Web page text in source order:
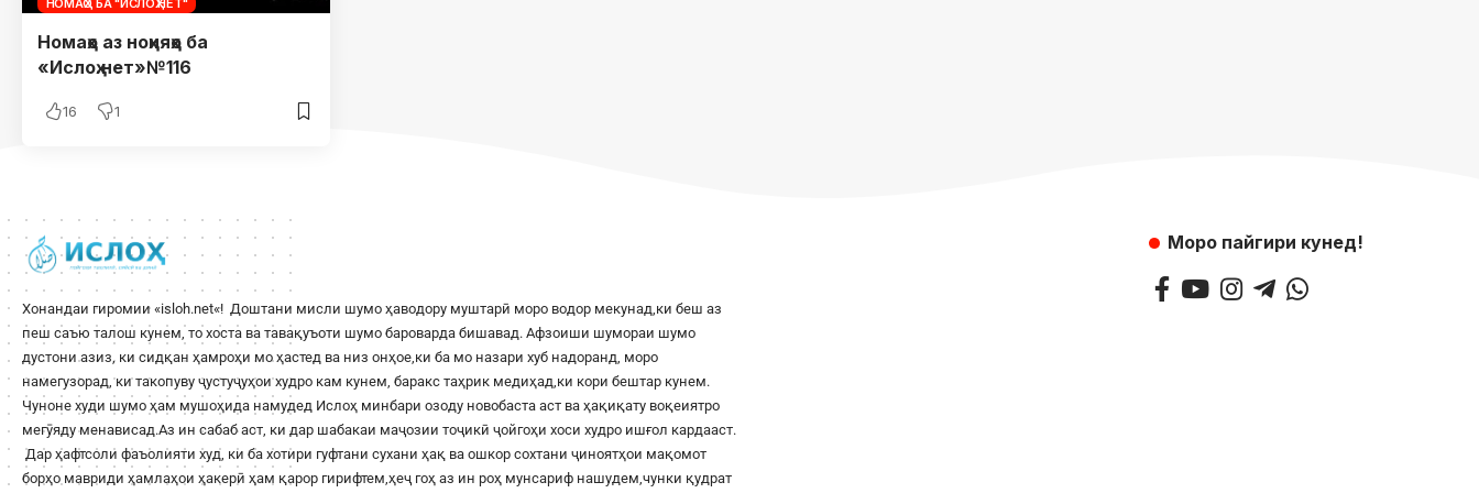
Номаҳо аз ноҳияҳо ба
«Ислоҳ.нет»№116
16 1
Хонандаи гиромии «isloh.net«! Доштани мисли шумо ҳаводору муштарӣ моро водор мекунад,ки беш аз
пеш саъю талош кунем, то хоста ва тавақуъоти шумо бароварда бишавад. Афзоиши шумораи шумо
дустони азиз, ки сидқан ҳамроҳи мо ҳастед ва низ онҳое,ки ба мо назари хуб надоранд, моро
намегузорад, ки такопуву ҷустуҷуҳои худро кам кунем, баракс таҳрик медиҳад,ки кори бештар кунем.
Чуноне худи шумо ҳам мушоҳида намудед Ислоҳ минбари озоду новобаста аст ва ҳақиқату воқеиятро
мегӯяду менависад.Аз ин сабаб аст, ки дар шабакаи маҷозии тоҷикӣ ҷойгоҳи хоси худро ишғол кардааст.
Дар ҳафтсоли фаъолияти худ, ки ба хотири гуфтани сухани ҳақ ва ошкор сохтани ҷиноятҳои мақомот
борҳо мавриди ҳамлаҳои ҳакерӣ ҳам қарор гирифтем,ҳеҷ гоҳ аз ин роҳ мунсариф нашудем,чунки қудрат
Моро пайгири кунед!